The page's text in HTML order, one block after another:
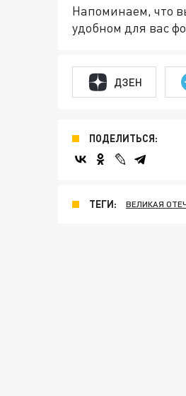
Напоминаем, что
удобном для вас
ДЗЕН
ПОДЕЛИТЬСЯ:
ТЕГИ: ВЕЛИКАЯ